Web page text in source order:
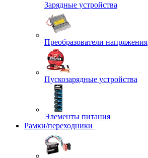
Зарядные устройства
Преобразователи напряжения
Пускозарядные устройства
Элементы питания
Рамки/переходники